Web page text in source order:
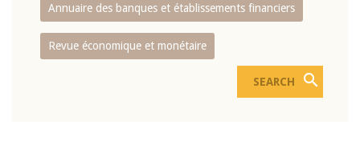
Annuaire des banques et établissements financiers
Revue économique et monétaire